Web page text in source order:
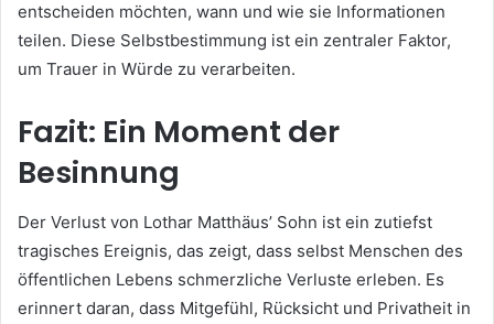
entscheiden möchten, wann und wie sie Informationen
teilen. Diese Selbstbestimmung ist ein zentraler Faktor,
um Trauer in Würde zu verarbeiten.
Fazit: Ein Moment der
Besinnung
Der Verlust von Lothar Matthäus’ Sohn ist ein zutiefst
tragisches Ereignis, das zeigt, dass selbst Menschen des
öffentlichen Lebens schmerzliche Verluste erleben. Es
erinnert daran, dass Mitgefühl, Rücksicht und Privatheit in